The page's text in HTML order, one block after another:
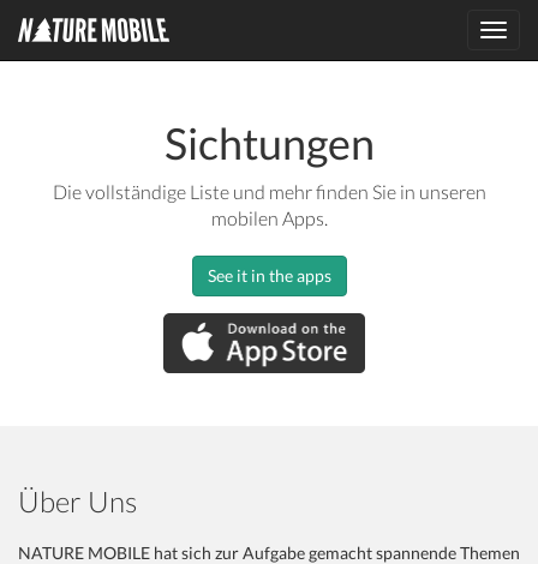
Sichtungen
Die vollständige Liste und mehr finden Sie in unseren
mobilen Apps.
See it in the apps
Über Uns
NATURE MOBILE hat sich zur Aufgabe gemacht spannende Themen